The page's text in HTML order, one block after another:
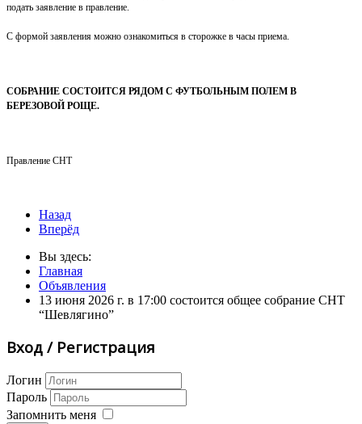
подать заявление в правление.
С формой заявления можно ознакомиться в сторожке в часы приема.
СОБРАНИЕ СОСТОИТСЯ РЯДОМ С ФУТБОЛЬНЫМ ПОЛЕМ В
БЕРЕЗОВОЙ РОЩЕ.
Правление СНТ
Назад
Вперёд
Вы здесь:
Главная
Объявления
13 июня 2026 г. в 17:00 состоится общее собрание СНТ
“Шевлягино”
Вход / Регистрация
Логин
Пароль
Запомнить меня